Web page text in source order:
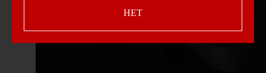
НЕТ